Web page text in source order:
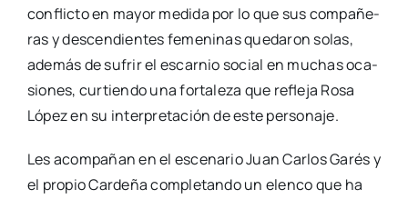
con­flic­to en mayor medi­da por lo que sus com­pa­ñe­
ras y des­cen­dien­tes feme­ni­nas que­da­ron solas,
ade­más de sufrir el escar­nio social en muchas oca­
sio­nes, cur­tien­do una for­ta­le­za que refle­ja Rosa
López en su inter­pre­ta­ción de este per­so­na­je.
Les acom­pa­ñan en el esce­na­rio Juan Car­los Garés y
el pro­pio Car­de­ña com­ple­tan­do un elen­co que ha